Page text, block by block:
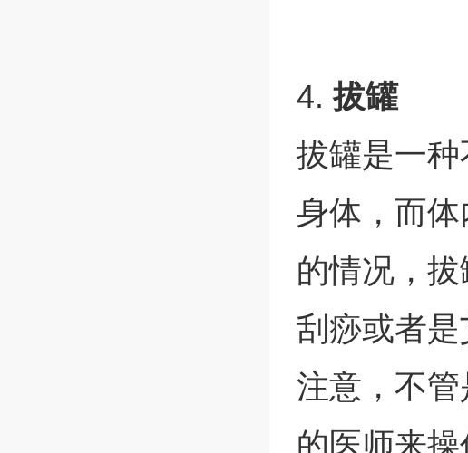
4. 拔罐
拔罐是一
身体，而
的情况，
刮痧或者
注意，不
的医师来